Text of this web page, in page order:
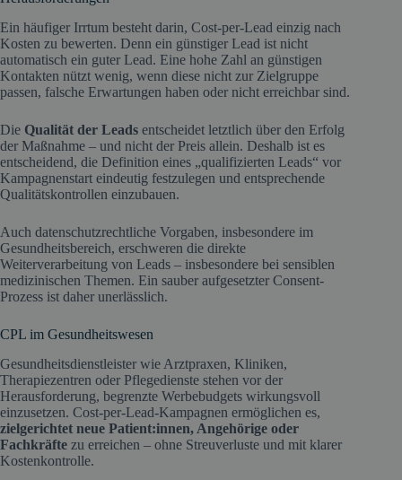
Ein häufiger Irrtum besteht darin, Cost-per-Lead einzig nach
Kosten zu bewerten. Denn ein günstiger Lead ist nicht
automatisch ein guter Lead. Eine hohe Zahl an günstigen
Kontakten nützt wenig, wenn diese nicht zur Zielgruppe
passen, falsche Erwartungen haben oder nicht erreichbar sind.
Die Qualität der Leads entscheidet letztlich über den Erfolg
der Maßnahme – und nicht der Preis allein. Deshalb ist es
entscheidend, die Definition eines „qualifizierten Leads“ vor
Kampagnenstart eindeutig festzulegen und entsprechende
Qualitätskontrollen einzubauen.
Auch datenschutzrechtliche Vorgaben, insbesondere im
Gesundheitsbereich, erschweren die direkte
Weiterverarbeitung von Leads – insbesondere bei sensiblen
medizinischen Themen. Ein sauber aufgesetzter Consent-
Prozess ist daher unerlässlich.
CPL im Gesundheitswesen
Gesundheitsdienstleister wie Arztpraxen, Kliniken,
Therapiezentren oder Pflegedienste stehen vor der
Herausforderung, begrenzte Werbebudgets wirkungsvoll
einzusetzen. Cost-per-Lead-Kampagnen ermöglichen es,
zielgerichtet neue Patient:innen, Angehörige oder
Fachkräfte zu erreichen – ohne Streuverluste und mit klarer
Kostenkontrolle.